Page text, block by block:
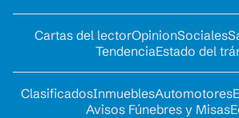
Cartas del lectorOpinionSociales
TendenciaEstado del
ClasificadosInmueblesAutomotores
Avisos Fúnebres y Misas